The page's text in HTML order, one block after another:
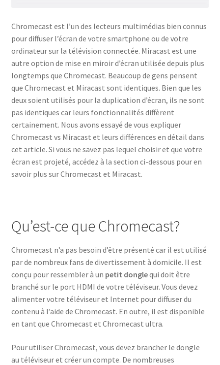
Chromecast est l’un des lecteurs multimédias bien connus
pour diffuser l’écran de votre smartphone ou de votre
ordinateur sur la télévision connectée. Miracast est une
autre option de mise en miroir d’écran utilisée depuis plus
longtemps que Chromecast. Beaucoup de gens pensent
que Chromecast et Miracast sont identiques. Bien que les
deux soient utilisés pour la duplication d’écran, ils ne sont
pas identiques car leurs fonctionnalités diffèrent
certainement. Nous avons essayé de vous expliquer
Chromecast vs Miracast et leurs différences en détail dans
cet article. Si vous ne savez pas lequel choisir et que votre
écran est projeté, accédez à la section ci-dessous pour en
savoir plus sur Chromecast et Miracast.
Qu’est-ce que Chromecast?
Chromecast n’a pas besoin d’être présenté car il est utilisé
par de nombreux fans de divertissement à domicile. Il est
conçu pour ressembler à un petit donglequi doit être
branché sur le port HDMI de votre téléviseur. Vous devez
alimenter votre téléviseur et Internet pour diffuser du
contenu à l’aide de Chromecast. En outre, il est disponible
en tant que Chromecast et Chromecast ultra.
Pour utiliser Chromecast, vous devez brancher le dongle
au téléviseur et créer un compte. De nombreuses